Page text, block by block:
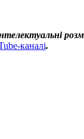
каналі.